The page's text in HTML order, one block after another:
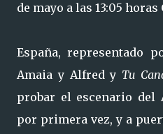
de mayo a las 13:05
España, representado
Amaia y Alfred y Tu
probar el escenario del
por primera vez, y a